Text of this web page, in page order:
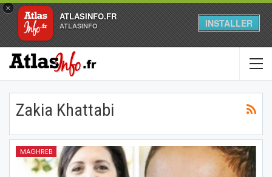
×
ATLASINFO.FR
ATLASINFO INSTALLER
Zakia Khattabi
MAGHREB